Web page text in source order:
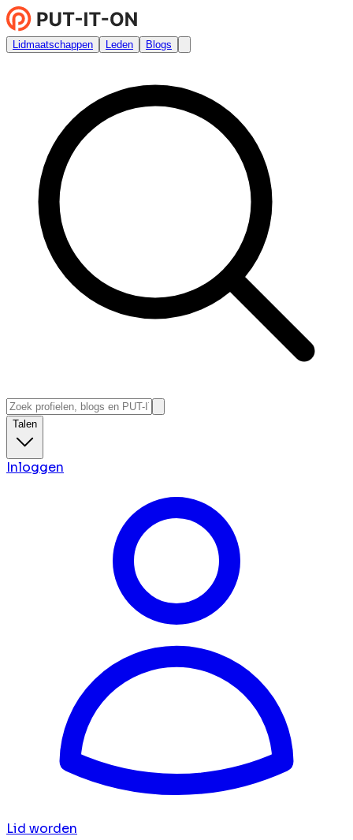
Lidmaatschappen Leden Blogs
Talen
Inloggen
Lid worden